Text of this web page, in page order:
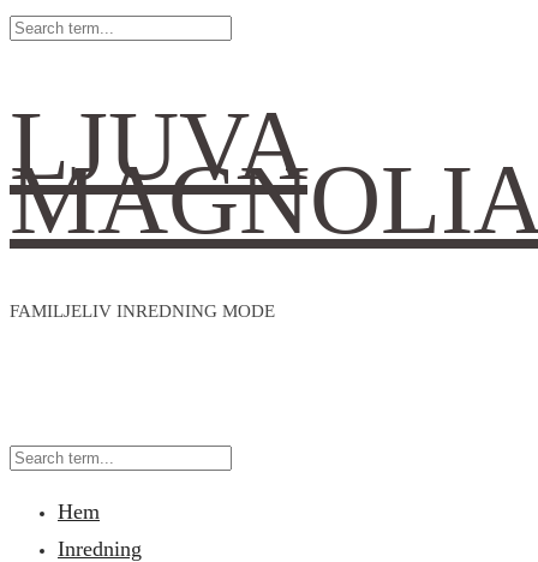
LJUVA
FAMILJELIV INREDNING MODE
Hem
Inredning